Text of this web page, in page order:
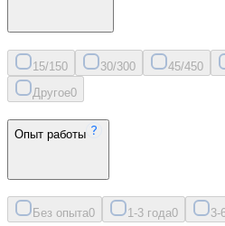
15/150 30/300 45/450
Другое0
Опыт работы
Без опыта0 1-3 года0 3-